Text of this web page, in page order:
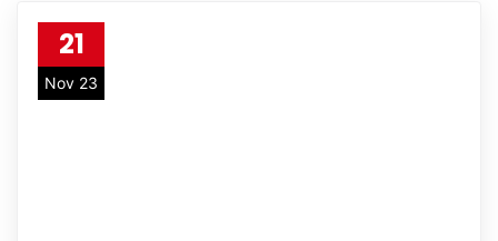
21
Nov 23